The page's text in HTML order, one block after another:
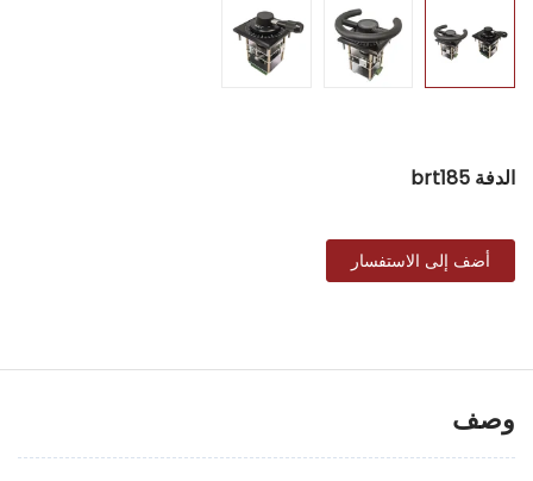
الدفة brt185
أضف إلى الاستفسار
وصف